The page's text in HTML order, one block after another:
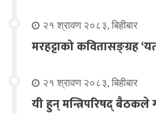
२१ श्रावण २०८३, बिहीबार
मरहट्टाको कवितासङ्ग्रह
२१ श्रावण २०८३, बिहीबार
यी हुन् मन्त्रिपरिषद् बैठकले